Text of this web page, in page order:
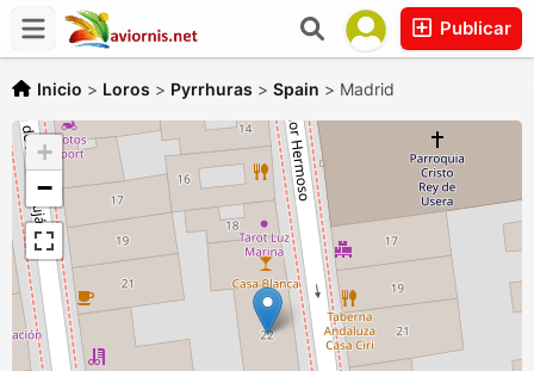
Publicar
Inicio > Loros > Pyrrhuras > Spain > Madrid
+
−